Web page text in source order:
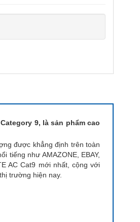
9, là sản phẩm cao
được khẳng định trên toàn
tiếng như AMAZONE, EBAY,
AC Cat9 mới nhất, cộng với
trường hiện nay.